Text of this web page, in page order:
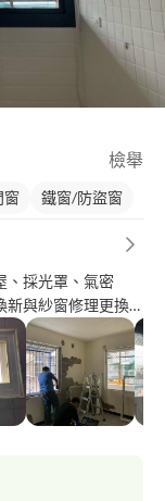
檢舉
窗
鐵窗/防盜窗
、採光罩、氣密
?